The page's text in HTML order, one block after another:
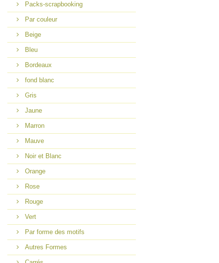
Packs-scrapbooking
Par couleur
Beige
Bleu
Bordeaux
fond blanc
Gris
Jaune
Marron
Mauve
Noir et Blanc
Orange
Rose
Rouge
Vert
Par forme des motifs
Autres Formes